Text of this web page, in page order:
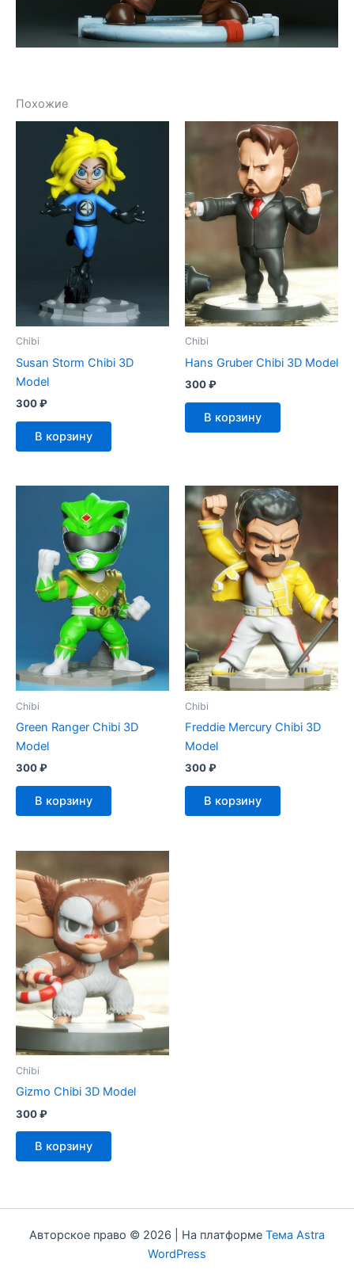
Похожие
Chibi
Susan Storm Chibi 3D
Model
300₽
В корзину
Chibi
Hans Gruber Chibi 3D Model
300₽
В корзину
Chibi
Green Ranger Chibi 3D
Model
300₽
В корзину
Chibi
Freddie Mercury Chibi 3D
Model
300₽
В корзину
Chibi
Gizmo Chibi 3D Model
300₽
В корзину
Авторское право © 2026 | На платформе Тема Astra
WordPress